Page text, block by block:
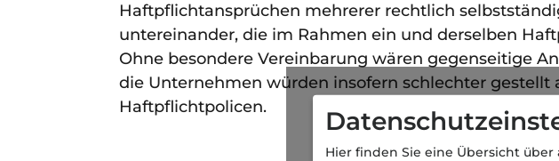
Haftpflichtansprüchen mehrerer rechtlich
untereinander, die im Rahmen ein und derselben
Ohne besondere Vereinbarung wären gegenseitige
die Unternehmen würden insofern schlechter gestellt
Haftpflichtpolicen.
Hier finden Sie eine Übersicht